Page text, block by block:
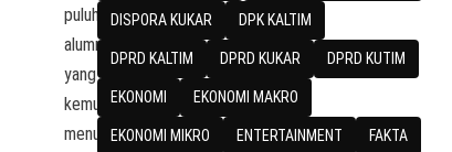
puluhan
alumni
yang
kemudian
menunjuk
DISPORA KUKAR DPK KALTIM
DPRD KALTIM DPRD KUKAR DPRD KUTIM
EKONOMI EKONOMI MAKRO
EKONOMI MIKRO ENTERTAINMENT FAKTA